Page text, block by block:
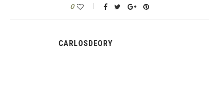
0
CARLOSDEORY